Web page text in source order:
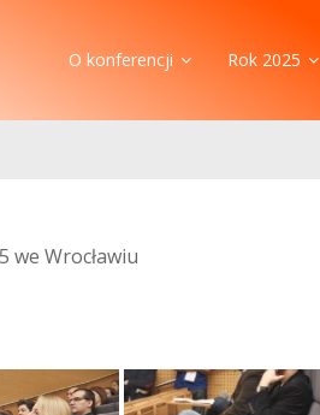
O konferencji Rok 2025
we Wrocławiu